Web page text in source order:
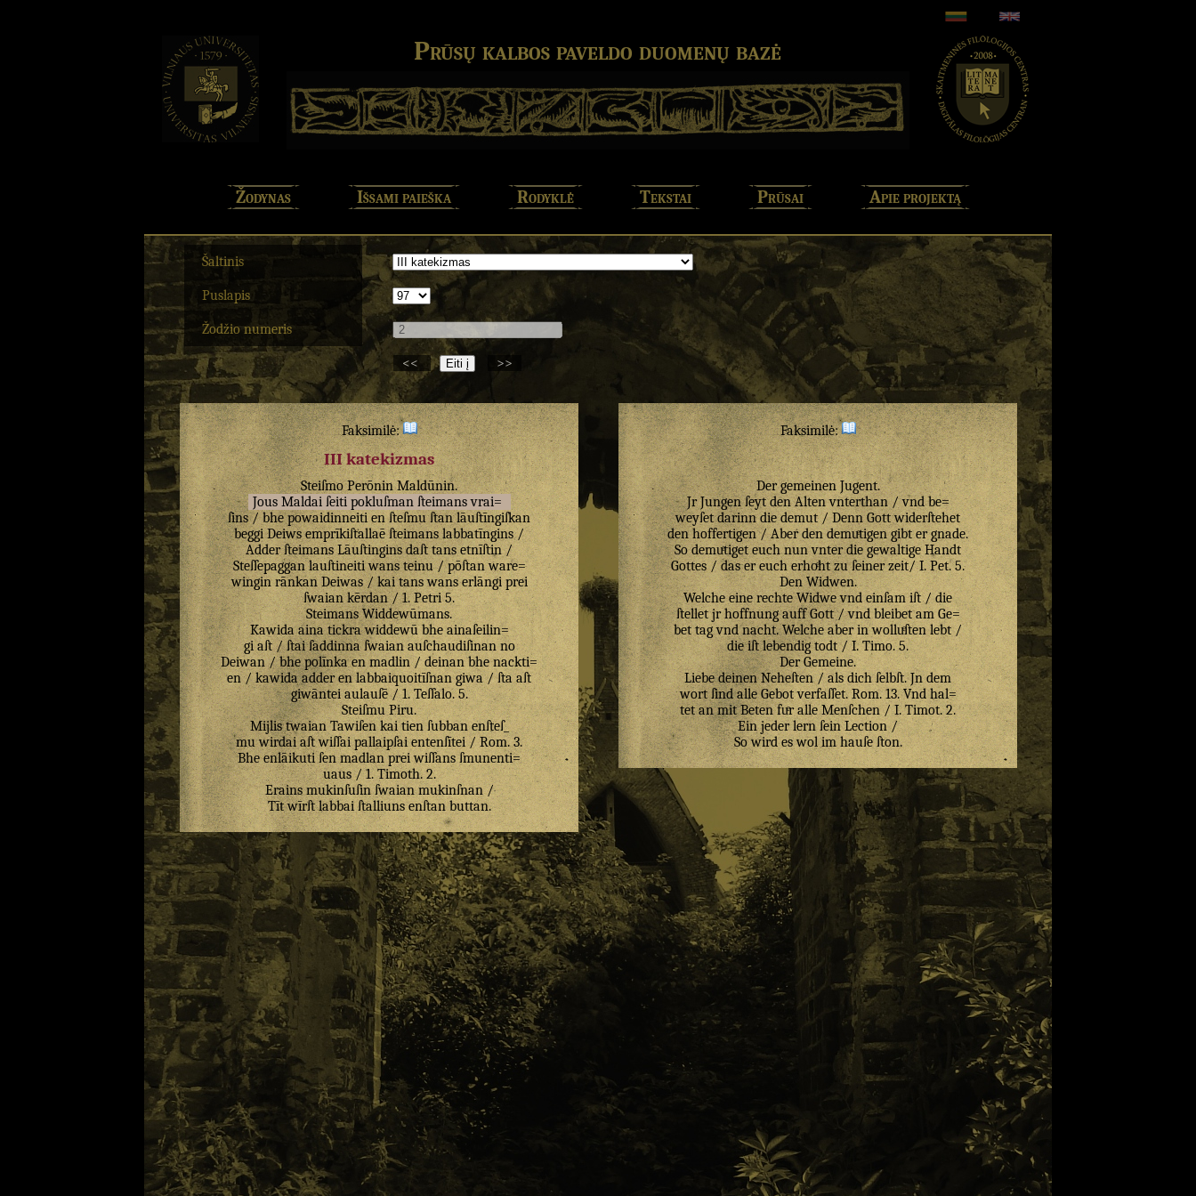
Prūsų kalbos paveldo duomenų bazė
Žodynas Išsami paieška Rodyklė Tekstai Prūsai Apie projektą
Šaltinis
Puslapis
Žodžio numeris
<< >>
Faksimilė:
III katekizmas
Steiſmo Perōnin Maldūnin.
Jous Maldai ſeiti pokluſman ſteimans vrai=
ſins/bhe powaidinneiti en ſteſmu ſtan lāuſtīngiſkan
beggi Deiws emprīkiſtallaē ſteimans labbatīngins/
Adder ſteimans Lāuſtingins daſt tans etnīſtin/
Steſſepaggan lauſtineiti wans teinu/pōſtan ware=
wingin rānkan Deiwas/kai tans wans erlāngi prei
ſwaian kērdan/1.Petri 5.
Steimans Widdewūmans.
Kawida aina tickra widdewū bhe ainaſeilin=
gi aſt/ſtai ſaddinna ſwaian auſchaudiſinan no
Deiwan/bhe polīnka en madlin/deinan bhe nackti=
en/kawida adder en labbaiquoitīſnan giwa/ſta aſt
giwāntei aulauſē/1.Teſſalo.5.
Steiſmu Piru.
Mijlis twaian Tawiſen kai tien ſubban enſteſ_
mu wirdai aſt wiſſai pallaipſai entenſītei/Rom.3.
Bhe enlāikuti ſen madlan prei wiſſans ſmunenti=
uaus/1.Timoth.2.
Erains mukinſuſin ſwaian mukinſnan/
Tīt wīrſt labbai ſtalliuns enſtan buttan.
Faksimilė:
Der gemeinen Jugent.
Jr Jungen ſeyt den Alten vnterthan / vnd be=
weyſet darinn die demut / Denn Gott widerſtehet
den hoffertigen / Aber den demuͤtigen gibt er gnade.
So demuͤtiget euch nun vnter die gewaltige Handt
Gottes / das er euch erhoͤht zu ſeiner zeit/ I. Pet. 5.
Den Widwen.
Welche eine rechte Widwe vnd einſam iſt / die
ſtellet jr hoffnung auff Gott / vnd bleibet am Ge=
bet tag vnd nacht. Welche aber in wolluͤſten lebt /
die iſt lebendig todt / I. Timo. 5.
Der Gemeine.
Liebe deinen Neheſten / als dich ſelbſt. Jn dem
wort ſind alle Gebot verfaſſet. Rom. 13. Vnd hal=
tet an mit Beten fuͤr alle Menſchen / I. Timot. 2.
Ein jeder lern ſein Lection /
So wird es wol im hauſe ſton.